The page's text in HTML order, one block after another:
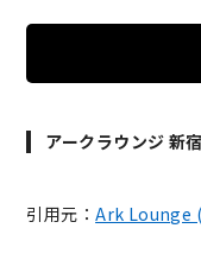
アークラウンジ 新
引用元：Ark Lounge (